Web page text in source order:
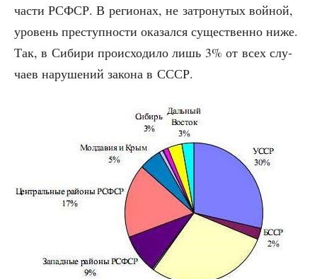
части РСФСР. В реги­о­нах, не затро­ну­тых вой­ной,
уро­вень пре­ступ­но­сти ока­зал­ся суще­ствен­но ниже.
Так, в Сиби­ри про­ис­хо­ди­ло лишь 3% от всех слу­
ча­ев нару­ше­ний зако­на в СССР.